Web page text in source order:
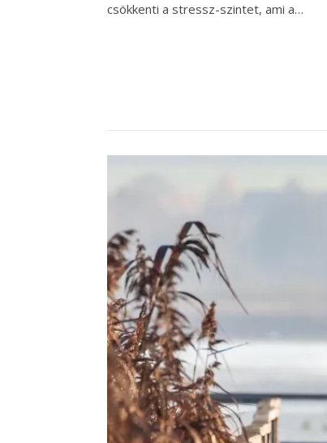
csökkenti a stressz-szintet, ami a…